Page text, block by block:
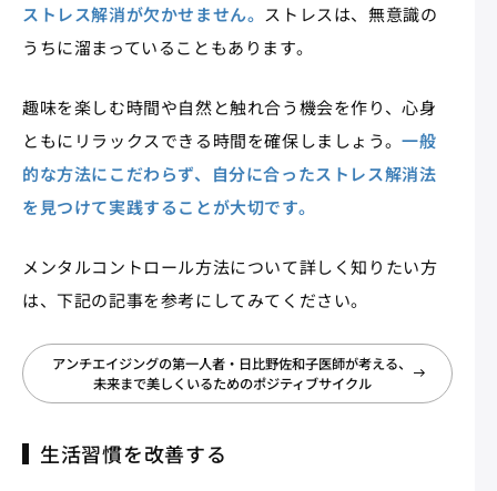
ストレス解消が欠かせません。 ストレスは、無意識の
うちに溜まっていることもあります。
趣味を楽しむ時間や自然と触れ合う機会を作り、心身
ともにリラックスできる時間を確保しましょう。一般
的な方法にこだわらず、自分に合ったストレス解消法
を見つけて実践することが大切です。
メンタルコントロール方法について詳しく知りたい方
は、下記の記事を参考にしてみてください。
アンチエイジングの第一人者・日比野佐和子医師が考える、
未来まで美しくいるためのポジティブサイクル
生活習慣を改善する